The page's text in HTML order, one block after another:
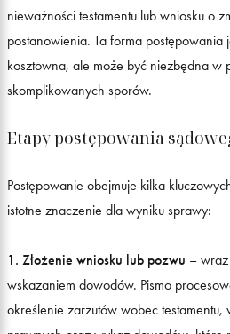
nieważności testamentu lub wniosku o
postanowienia. Ta forma postępowania
kosztowna, ale może być niezbędna w
skomplikowanych sporów.
Etapy postępowania
Postępowanie obejmuje kilka
istotne znaczenie dla wyniku sprawy:
1. Złożenie wniosku lub pozwu –
wskazaniem dowodów. Pismo
określenie zarzutów wobec testamentu,